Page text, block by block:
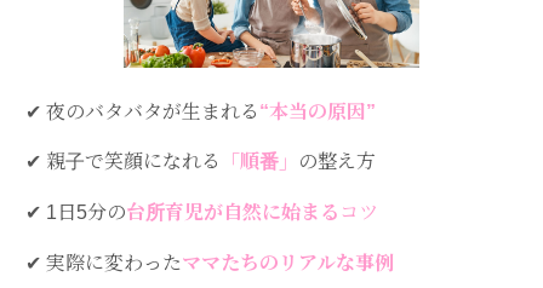
✔︎ 夜のバタバタが生まれる “本当の原因”
✔︎ 親子で笑顔になれる 「順番」 の整え方
✔︎ 1日5分の台所育児が自然に始ま る コツ
✔︎ 実際に変わったママたちのリアルな事例